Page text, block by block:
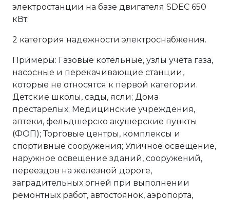
электростанции на базе двигателя SDEC 650
кВт:
2 категория надежности электроснабжения.
Примеры: Газовые котельные, узлы учета газа,
насосные и перекачивающие станции,
которые не относятся к первой категории.
Детские школы, сады, ясли; Дома
престарелых; Медицинские учреждения,
аптеки, фельдшерско акушерские пункты
(ФОП); Торговые центры, комплексы и
спортивные сооружения; Уличное освещение,
наружное освещение зданий, сооружений,
переездов на железной дороге,
заградительных огней при выполнении
ремонтных работ, автостоянок, аэропорта,